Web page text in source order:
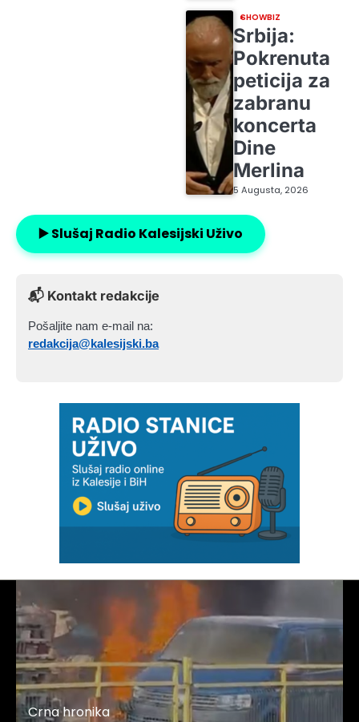
SHOWBIZ
Srbija:
Pokrenuta
peticija za
zabranu
koncerta
Dine
Merlina
5 Augusta, 2026
▶️ Slušaj Radio Kalesijski Uživo
📬 Kontakt redakcije
Pošaljite nam e-mail na:
redakcija@kalesijski.ba
Crna hronika